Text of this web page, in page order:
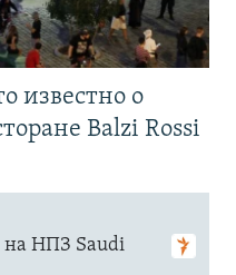
известно о
Balzi Rossi